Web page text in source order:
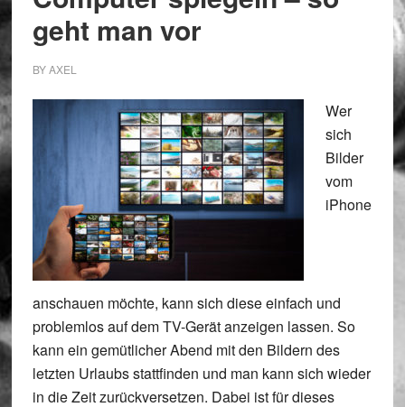
geht man vor
BYAXEL
Wer
sich
Bilder
vom
iPhone
anschauen möchte, kann sich diese einfach und
problemlos auf dem TV-Gerät anzeigen lassen. So
kann ein gemütlicher Abend mit den Bildern des
letzten Urlaubs stattfinden und man kann sich wieder
in die Zeit zurückversetzen. Dabei ist für dieses